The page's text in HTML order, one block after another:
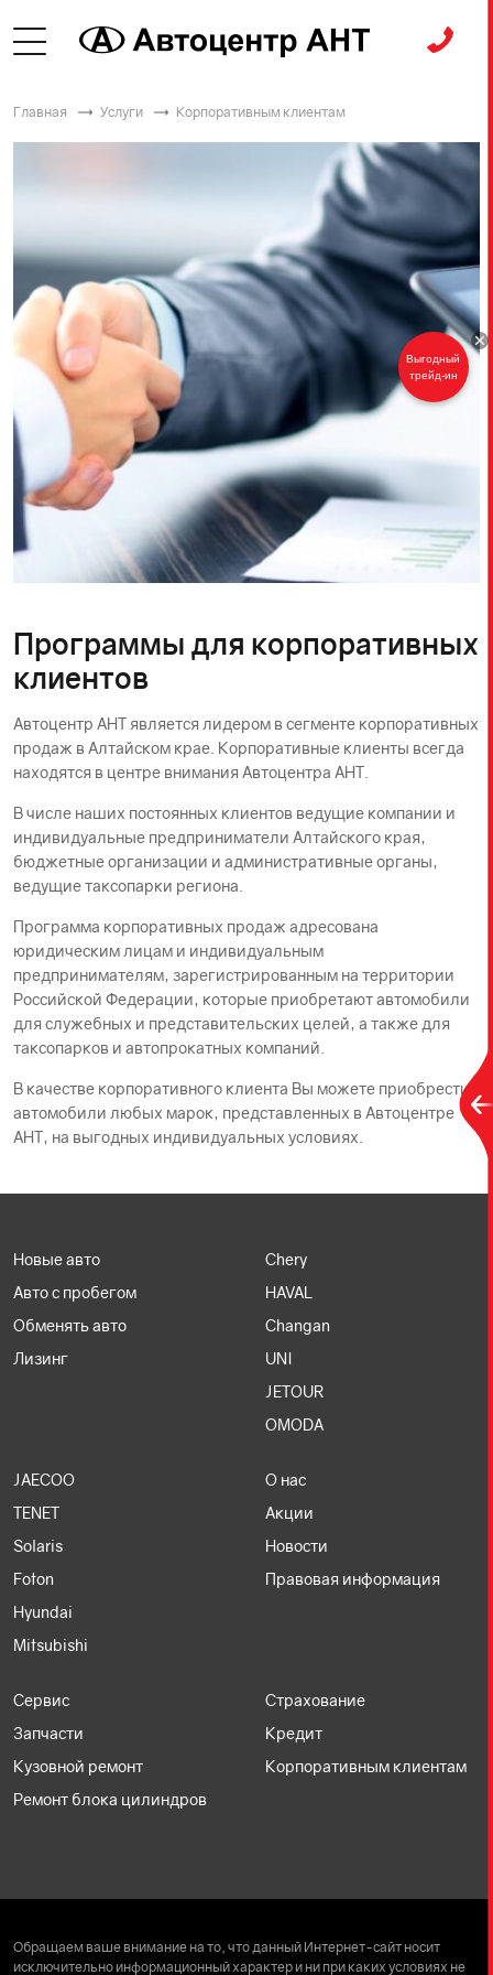
Главная Услуги Корпоративным клиентам
Программы для корпоративных
клиентов
Автоцентр АНТ является лидером в сегменте корпоративных
продаж в Алтайском крае. Корпоративные клиенты всегда
находятся в центре внимания Автоцентра АНТ.
В числе наших постоянных клиентов ведущие компании и
индивидуальные предприниматели Алтайского края,
бюджетные организации и административные органы,
ведущие таксопарки региона.
Программа корпоративных продаж адресована
юридическим лицам и индивидуальным
предпринимателям, зарегистрированным на территории
Российской Федерации, которые приобретают автомобили
для служебных и представительских целей, а также для
таксопарков и автопрокатных компаний.
В качестве корпоративного клиента Вы можете приобрести
автомобили любых марок, представленных в Автоцентре
АНТ, на выгодных индивидуальных условиях.
Новые авто
Авто с пробегом
Обменять авто
Лизинг
Chery
HAVAL
Changan
UNI
JETOUR
OMODA
JAECOO
TENET
Solaris
Foton
Hyundai
Mitsubishi
О нас
Акции
Новости
Правовая информация
Сервис
Запчасти
Кузовной ремонт
Ремонт блока цилиндров
Страхование
Кредит
Корпоративным клиентам
Обращаем ваше внимание на то, что данный Интернет-сайт носит
исключительно информационный характер и ни при каких условиях не
Выгодный
трейд-ин